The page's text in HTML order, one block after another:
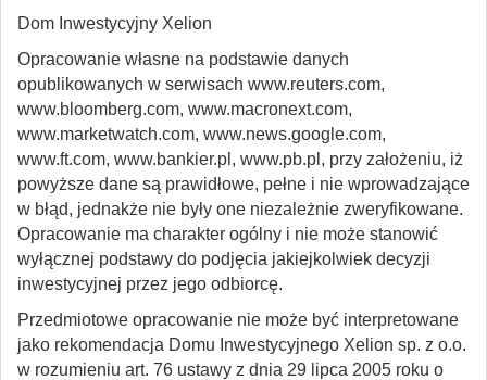
Dom Inwestycyjny Xelion
Opracowanie własne na podstawie danych
opublikowanych w serwisach www.reuters.com,
www.bloomberg.com, www.macronext.com,
www.marketwatch.com, www.news.google.com,
www.ft.com, www.bankier.pl, www.pb.pl, przy założeniu, iż
powyższe dane są prawidłowe, pełne i nie wprowadzające
w błąd, jednakże nie były one niezależnie zweryfikowane.
Opracowanie ma charakter ogólny i nie może stanowić
wyłącznej podstawy do podjęcia jakiejkolwiek decyzji
inwestycyjnej przez jego odbiorcę.
Przedmiotowe opracowanie nie może być interpretowane
jako rekomendacja Domu Inwestycyjnego Xelion sp. z o.o.
w rozumieniu art. 76 ustawy z dnia 29 lipca 2005 roku o